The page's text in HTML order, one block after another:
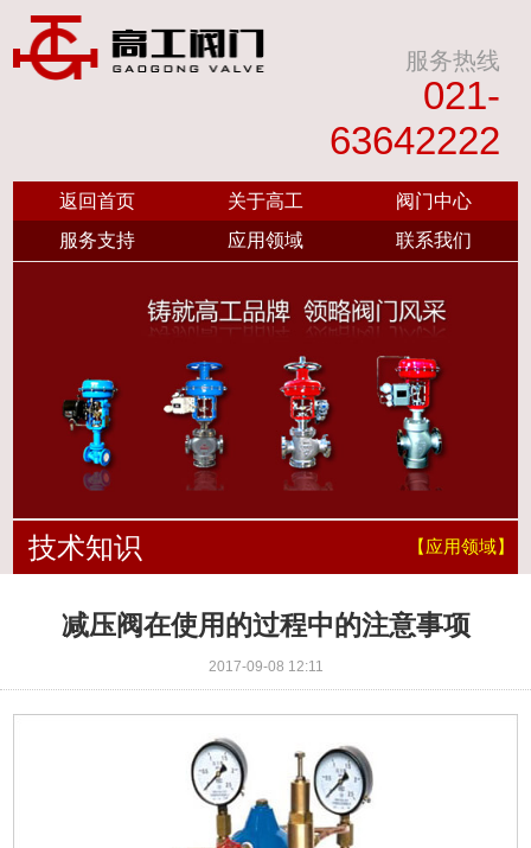
服务热线
021-
63642222
返回首页 关于高工
阀门中心
服务支持
应用领域 联系我们
技术知识 【应用领域】
减压阀在使用的过程中的注意事项
2017-09-08 12:11